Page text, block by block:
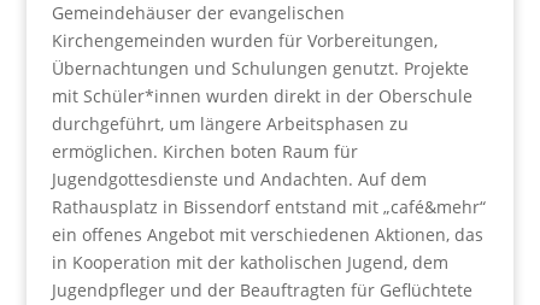
Gemeindehäuser der evangelischen
Kirchengemeinden wurden für Vorbereitungen,
Übernachtungen und Schulungen genutzt. Projekte
mit Schüler*innen wurden direkt in der Oberschule
durchgeführt, um längere Arbeitsphasen zu
ermöglichen. Kirchen boten Raum für
Jugendgottesdienste und Andachten. Auf dem
Rathausplatz in Bissendorf entstand mit „café&mehr“
ein offenes Angebot mit verschiedenen Aktionen, das
in Kooperation mit der katholischen Jugend, dem
Jugendpfleger und der Beauftragten für Geflüchtete